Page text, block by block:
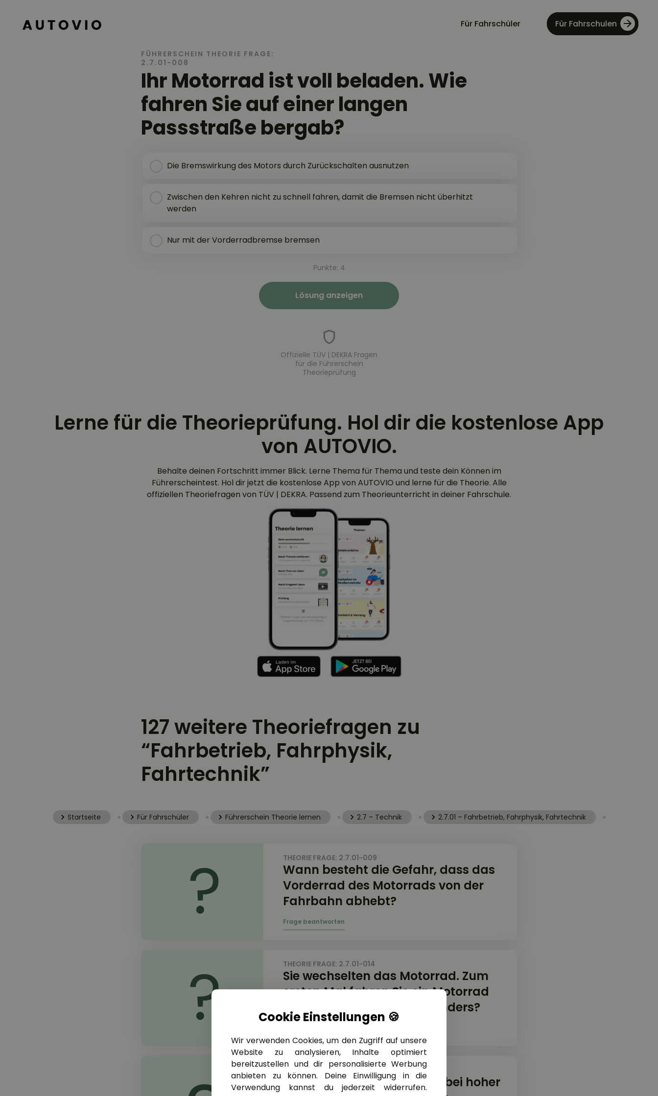
AUTOVIO Für Fahrschüler Für Fahrschulen
Ihr Motorrad ist voll beladen. Wie
fahren Sie auf einer langen
Passstraße bergab?
FÜHRERSCHEIN THEORIE FRAGE:
2.7.01-008
Die Bremswirkung des Motors durch Zurückschalten ausnutzen
Zwischen den Kehren nicht zu schnell fahren, damit die Bremsen nicht überhitzt
werden
Nur mit der Vorderradbremse bremsen
Punkte: 4
Lösung anzeigen
Offizielle TÜV | DEKRA Fragen
für die Führerschein
Theorieprüfung
Lerne für die Theorieprüfung. Hol dir die kostenlose App
von AUTOVIO.
Behalte deinen Fortschritt immer Blick. Lerne Thema für Thema und teste dein Können im
Führerscheintest. Hol dir jetzt die kostenlose App von AUTOVIO und lerne für die Theorie. Alle
offiziellen Theoriefragen von TÜV | DEKRA. Passend zum Theorieunterricht in deiner Fahrschule.
127 weitere Theoriefragen zu
“Fahrbetrieb, Fahrphysik,
Fahrtechnik”
Startseite » Für Fahrschüler » Führerschein Theorie lernen » 2.7 – Technik » 2.7.01 – Fahrbetrieb, Fahrphysik, Fahrtechnik »
THEORIE FRAGE: 2.7.01-009
Wann besteht die Gefahr, dass das
Vorderrad des Motorrads von der
Fahrbahn abhebt?
THEORIE FRAGE: 2.7.01-014
Sie wechselten das Motorrad. Zum
ersten Mal fahren Sie ein Motorrad
mit Verkleidung. Was ist anders?
THEORIE FRAGE: 2.7.01-019
Was geschieht, wenn man bei hoher
Cookie Einstellungen 🍪
Wir verwenden Cookies, um den Zugriff auf unsere
Website zu analysieren, Inhalte optimiert
bereitzustellen und dir personalisierte Werbung
anbieten zu können. Deine Einwilligung in die
Verwendung kannst du jederzeit widerrufen.